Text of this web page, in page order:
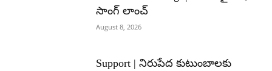
సాంగ్ లాంచ్
August 8, 2026
Support | నిరుపేద కుటుంబాలకు